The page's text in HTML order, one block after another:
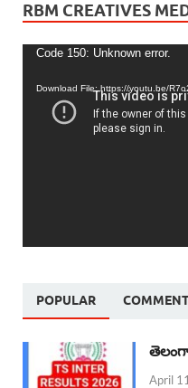
RBM CREATIVES
Video
Code 150: Unknown error.
Download File: https://youtu.be/
POPULAR
April